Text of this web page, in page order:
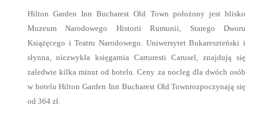
Hilton Garden Inn Bucharest Old Town położony jest blisko
Muzeum Narodowego Historii Rumunii, Starego Dworu
Książęcego i Teatru Narodowego. Uniwersytet Bukareszteński i
słynna, niezwykła księgarnia Carturesti Carusel, znajdują się
zaledwie kilka minut od hotelu. Ceny za nocleg dla dwóch osób
w hotelu Hilton Garden Inn Bucharest Old Townrozpoczynają się
od 364 zł.